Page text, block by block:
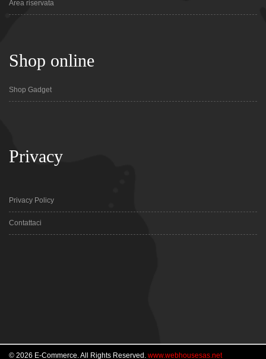
Area riservata
Shop online
Shop Gadget
Privacy
Privacy Policy
Contattaci
© 2026 E-Commerce. All Rights Reserved. www.webhousesas.net